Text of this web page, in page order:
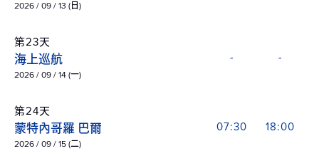
2026 / 09 / 13 (日)
第23天
海上巡航
2026 / 09 / 14 (一)
- -
第24天
蒙特內哥羅 巴爾
2026 / 09 / 15 (二)
07:30 18:00